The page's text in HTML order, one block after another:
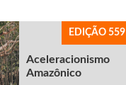
EDIÇÃO 559
Aceleracionismo
Amazônico